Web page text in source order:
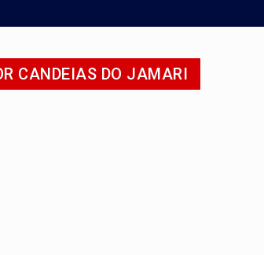
programação do Festival de Dança de Joinville
CANDEIAS DO JAMARI